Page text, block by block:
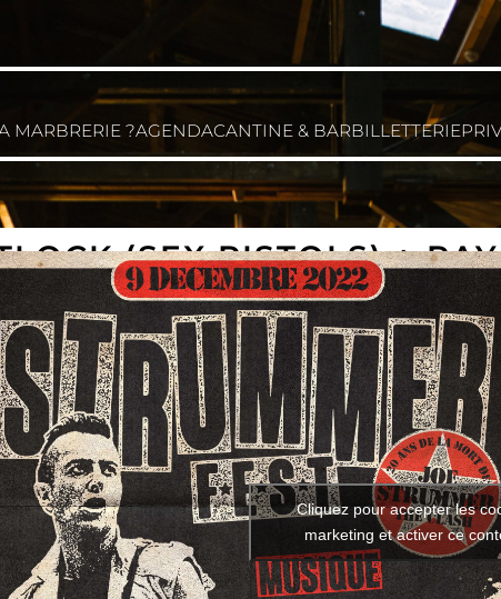
MARBRERIE ?AGENDACANTINE & BARBILLETTERIE
(SEX PISTOLS) +
+ WDC
Cliquez pour accepter les
marketing et activer ce